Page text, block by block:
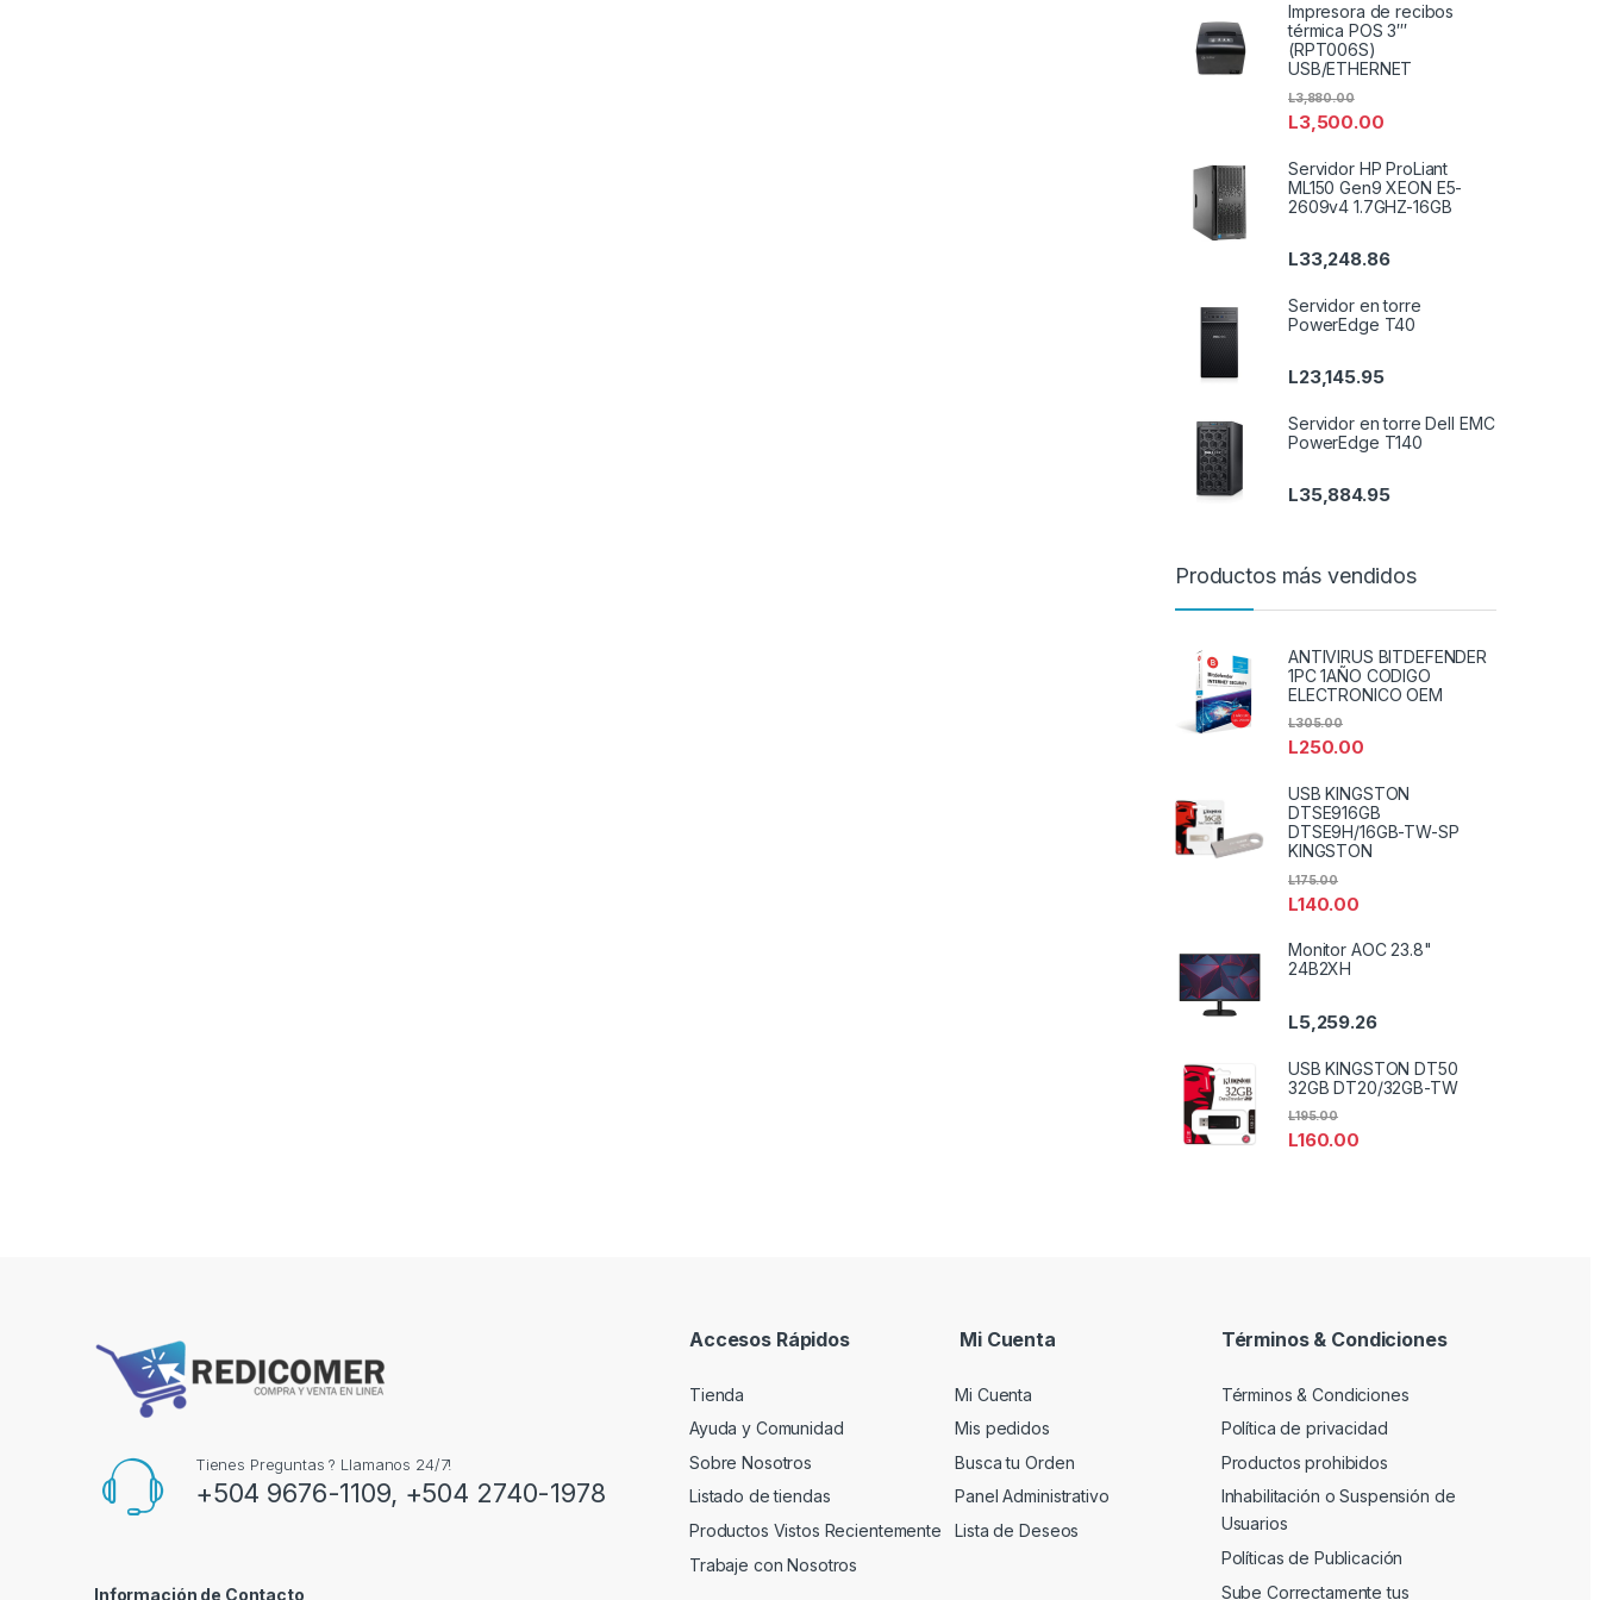
Impresora de recibos
térmica POS 3′′′
(RPT006S)
USB/ETHERNET
L3,500.00
L3,880.00
Servidor HP ProLiant
ML150 Gen9 XEON E5-
2609v4 1.7GHZ-16GB
L33,248.86
Servidor en torre
PowerEdge T40
L23,145.95
Servidor en torre Dell EMC
PowerEdge T140
L35,884.95
Productos más vendidos
ANTIVIRUS BITDEFENDER
1PC 1AÑO CODIGO
ELECTRONICO OEM
L250.00
L305.00
USB KINGSTON
DTSE916GB
DTSE9H/16GB-TW-SP
KINGSTON
L140.00
L175.00
Monitor AOC 23.8"
24B2XH
L5,259.26
USB KINGSTON DT50
32GB DT20/32GB-TW
L160.00
L195.00
Tienes Preguntas ? Llamanos 24/7!
+504 9676-1109, +504 2740-1978
Información de Contacto
Accesos Rápidos
Tienda
Ayuda y Comunidad
Sobre Nosotros
Listado de tiendas
Productos Vistos Recientemente
Trabaje con Nosotros
Mi Cuenta
Mi Cuenta
Mis pedidos
Busca tu Orden
Panel Administrativo
Lista de Deseos
Términos & Condiciones
Términos & Condiciones
Política de privacidad
Productos prohibidos
Inhabilitación o Suspensión de
Usuarios
Políticas de Publicación
Sube Correctamente tus